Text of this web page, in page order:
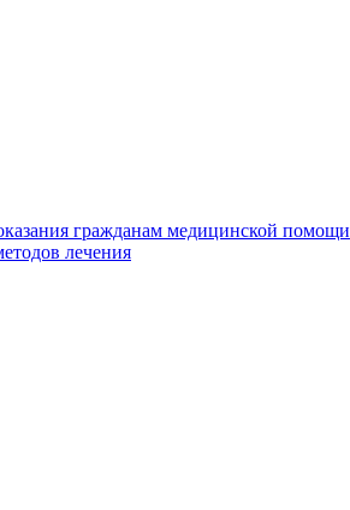
гражданам медицинской помощи
лечения